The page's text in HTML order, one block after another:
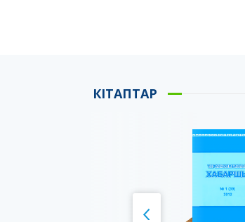
КІТАПТАР